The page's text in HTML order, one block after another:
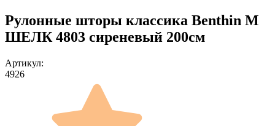
Рулонные шторы классика Benthin M
ШЕЛК 4803 сиреневый 200см
Артикул:
4926